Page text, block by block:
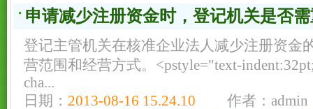
申请减少注册资金时，登记机关是否
登记主管机关在核准企业法人减少注册资金
营范围和经营方式。<pstyle="text-
cha...
日期： 2013-08-16 15.24.10 作者：admin